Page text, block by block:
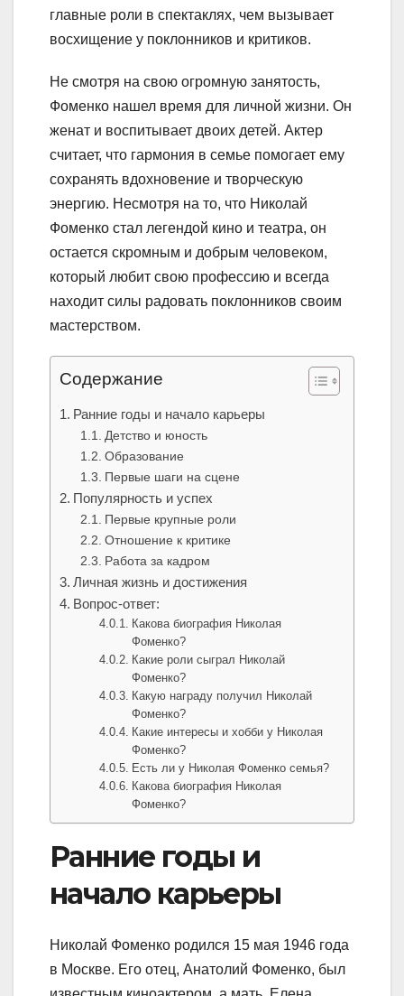
главные роли в спектаклях, чем вызывает
восхищение у поклонников и критиков.
Не смотря на свою огромную занятость,
Фоменко нашел время для личной жизни. Он
женат и воспитывает двоих детей. Актер
считает, что гармония в семье помогает ему
сохранять вдохновение и творческую
энергию. Несмотря на то, что Николай
Фоменко стал легендой кино и театра, он
остается скромным и добрым человеком,
который любит свою профессию и всегда
находит силы радовать поклонников своим
мастерством.
Содержание
Ранние годы и начало карьеры
Детство и юность
Образование
Первые шаги на сцене
Популярность и успех
Первые крупные роли
Отношение к критике
Работа за кадром
Личная жизнь и достижения
Вопрос-ответ:
Какова биография Николая
Фоменко?
Какие роли сыграл Николай
Фоменко?
Какую награду получил Николай
Фоменко?
Какие интересы и хобби у Николая
Фоменко?
Есть ли у Николая Фоменко семья?
Какова биография Николая
Фоменко?
Ранние годы и
начало карьеры
Николай Фоменко родился 15 мая 1946 года
в Москве. Его отец, Анатолий Фоменко, был